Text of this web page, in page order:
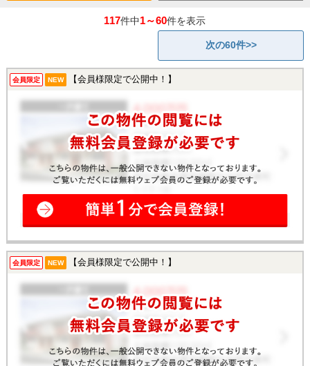
117件中1～60件を表示
次の60件>>
会員限定 NEW 【会員様限定で公開中！】
会員限定 NEW 【会員様限定で公開中！】